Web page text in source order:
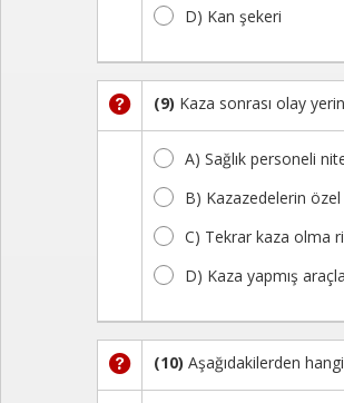
D) Kan şekeri
(9) Kaza sonrası olay
A) Sağlık personeli
B) Kazazedelerin
C) Tekrar kaza olma
D) Kaza yapmış
(10) Aşağıdakilerden